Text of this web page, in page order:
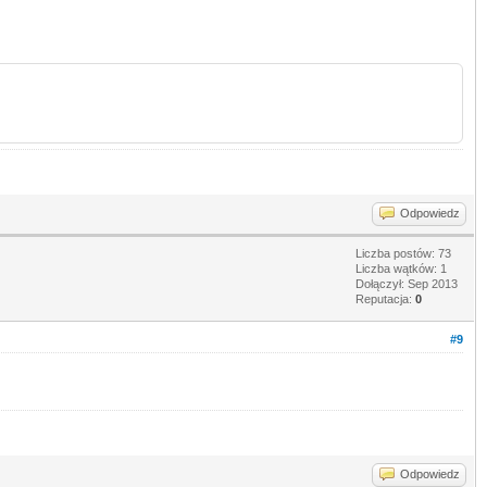
Odpowiedz
Liczba postów: 73
Liczba wątków: 1
Dołączył: Sep 2013
Reputacja: 0
#9
Odpowiedz